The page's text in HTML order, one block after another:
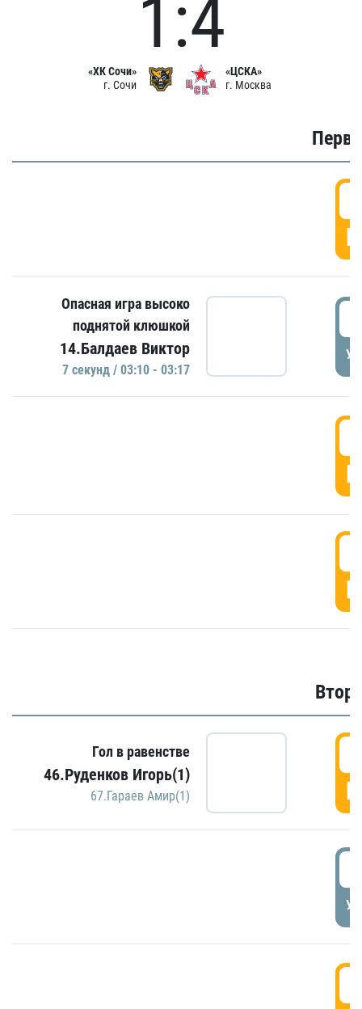
«ХК Сочи»
г. Сочи
1:4
«ЦСКА»
г. Москва
Опасная игра высоко
поднятой клюшкой
14.Балдаев Виктор
7 секунд / 03:10 - 03:17
Гол в равенстве
46.Руденков Игорь(1)
67.Гараев Амир(1)